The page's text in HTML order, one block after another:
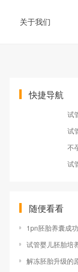
关于我们
快捷导航
试
试
不
试
随便看看
1pn胚胎养囊成
试管婴儿胚胎培
解冻胚胎升级的